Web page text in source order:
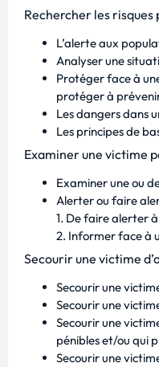
Rechercher les
L’alerte aux
Analyser une
Protéger face à
protéger à
Les dangers dans
Les principes de
Examiner une victime
Examiner une ou
Alerter ou faire
1. De faire alerter
2. Informer face à
Secourir une victime
Secourir une
Secourir une
Secourir une
pénibles et/ou qui
Secourir une